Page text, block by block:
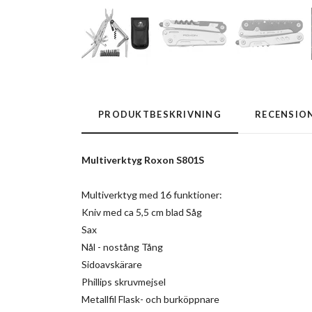
PRODUKTBESKRIVNING
Multiverktyg Roxon S801S
Multiverktyg med 16 funktioner:
Kniv med ca 5,5 cm blad Såg
Sax
Nål - nostång Tång
Sidoavskärare
Phillips skruvmejsel
Metallfil Flask- och burköppnare